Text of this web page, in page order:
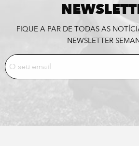
FIQUE A PAR DE TODAS AS
NEWSLETTER